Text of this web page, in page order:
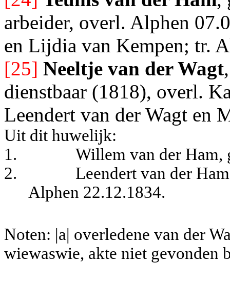
arbeider, overl. Alphen
en Lijdia van Kempen; tr.
[25] Neeltje van der Wagt
dienstbaar (1818), overl.
Leendert van der Wagt en
Uit dit huwelijk:
1.
Willem van der Ham,
2.
Leendert van der
Alphen 22.12.1834.
Noten: |a| overledene van der
wiewaswie, akte niet gevonden